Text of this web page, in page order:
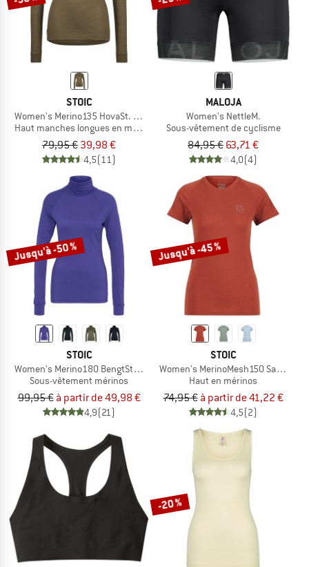
STOIC
Women's Merino135 HovaSt. L/S
Haut manches longues en mérinos
79,95 € 39,98 €
4,5(11)
MALOJA
Women's NettleM.
Sous-vêtement de cyclisme
84,95 € 63,71 €
4,0(4)
Jusqu'à -50 %
STOIC
Women's Merino180 BengtSt. Turtle Neck
Sous-vêtement mérinos
99,95 € à partir de 49,98 €
4,9(21)
Jusqu'à -45 %
STOIC
Women's MerinoMesh150 SadjemSt.
Haut en mérinos
74,95 € à partir de 41,22 €
4,5(2)
-20 %